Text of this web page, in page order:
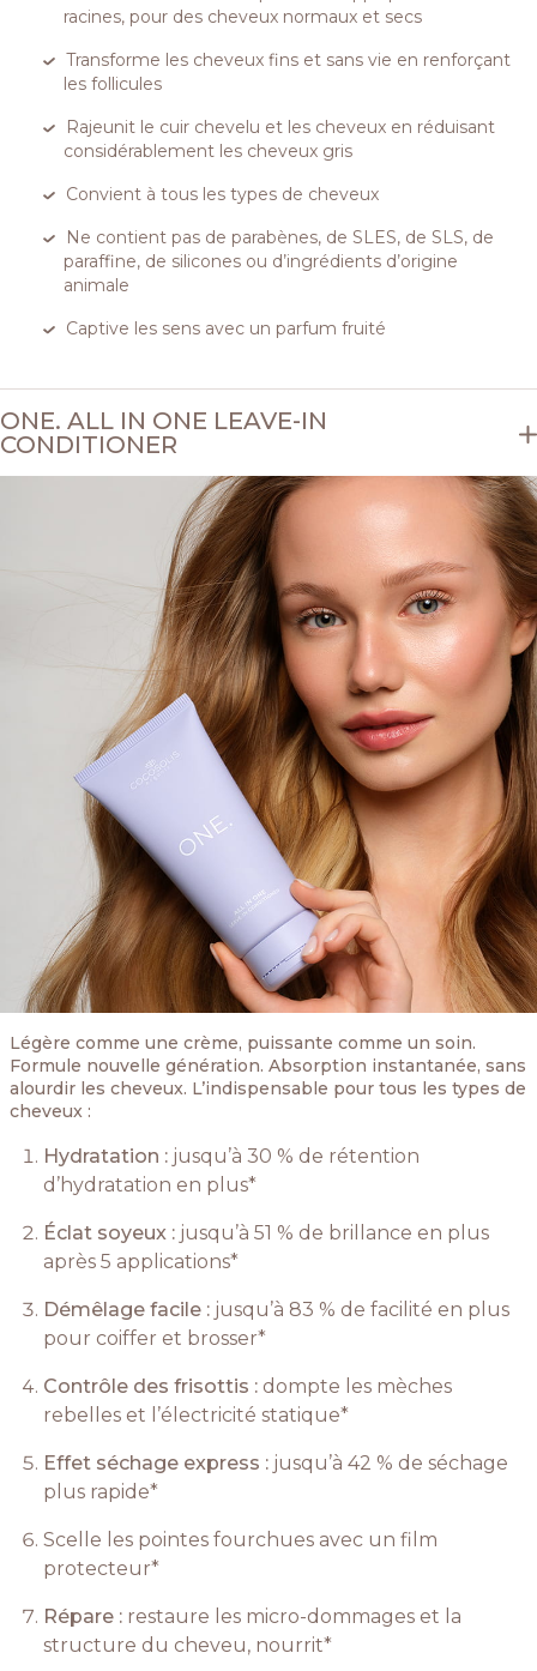
racines, pour des cheveux normaux et secs
Transforme les cheveux fins et sans vie en renforçant
les follicules
Rajeunit le cuir chevelu et les cheveux en réduisant
considérablement les cheveux gris
Convient à tous les types de cheveux
Ne contient pas de parabènes, de SLES, de SLS, de
paraffine, de silicones ou d’ingrédients d’origine
animale
Captive les sens avec un parfum fruité
ONE. ALL IN ONE LEAVE-IN
CONDITIONER
Légère comme une crème, puissante comme un soin.
Formule nouvelle génération. Absorption instantanée, sans
alourdir les cheveux. L’indispensable pour tous les types de
cheveux :
Hydratation : jusqu’à 30 % de rétention
d’hydratation en plus*
Éclat soyeux : jusqu’à 51 % de brillance en plus
après 5 applications*
Démêlage facile : jusqu’à 83 % de facilité en plus
pour coiffer et brosser*
Contrôle des frisottis : dompte les mèches
rebelles et l’électricité statique*
Effet séchage express : jusqu’à 42 % de séchage
plus rapide*
Scelle les pointes fourchues avec un film
protecteur*
Répare : restaure les micro-dommages et la
structure du cheveu, nourrit*